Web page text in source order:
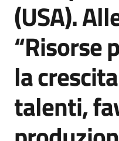
(USA).
“Risorse
la
talenti,